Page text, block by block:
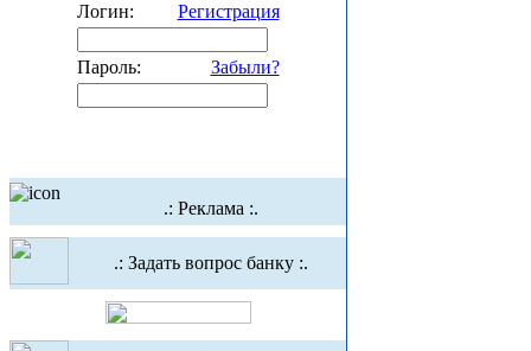
Логин: Регистрация
Пароль: Забыли?
.: Реклама :.
.: Задать вопрос банку :.